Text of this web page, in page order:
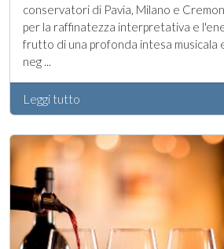
conservatori di Pavia, Milano e
per la raffinatezza interpretativa e
frutto di una profonda intesa musicala
neg ...
Leggi tutto